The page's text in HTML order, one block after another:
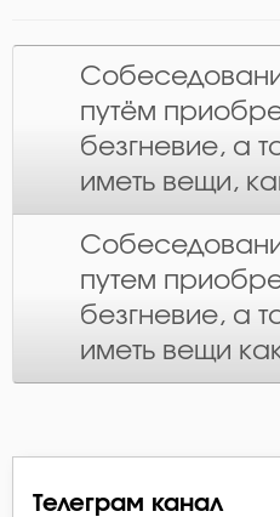
путём
безгневие, а
иметь вещи,
путем
безгневие, а
иметь вещи
Телеграм канал